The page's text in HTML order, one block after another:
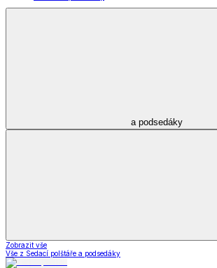
a podsedáky
Zobrazit vše
Vše z Sedací polštáře a podsedáky